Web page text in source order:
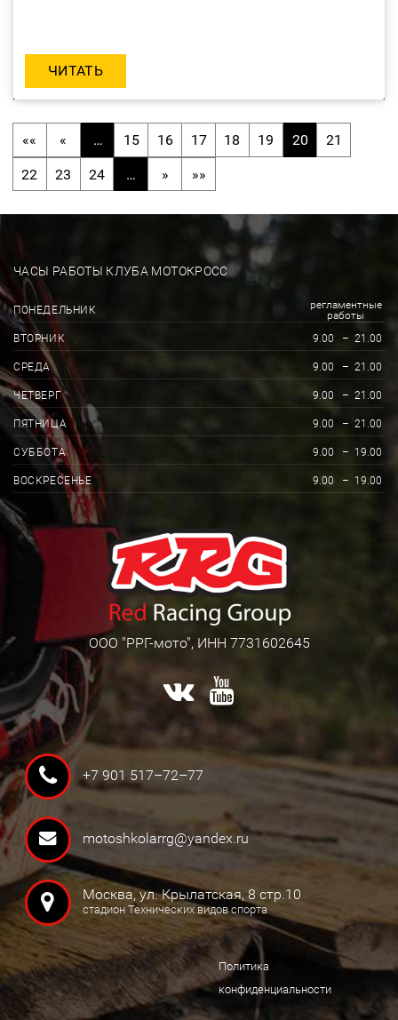
ЧИТАТЬ
«« « … 15 16 17 18 19 20 21
22 23 24 … » »»
ЧАСЫ РАБОТЫ КЛУБА МОТОКРОСС
ПОНЕДЕЛЬНИК
регламентные
работы
ВТОРНИК
9.00 – 21.00
СРЕДА 9.00 – 21.00
ЧЕТВЕРГ 9.00 – 21.00
ПЯТНИЦА 9.00 – 21.00
СУББОТА 9.00 – 19.00
ВОСКРЕСЕНЬЕ 9.00 – 19.00
ООО "РРГ-мото", ИНН 7731602645
+7 901 517–72–77
motoshkolarrg@yandex.ru
Москва, ул. Крылатская, 8 стр.10
стадион Технических видов спорта
Политика
конфиденциальности